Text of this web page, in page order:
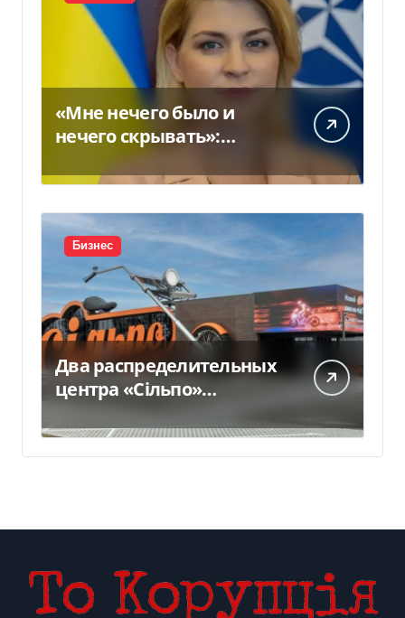
«Мне нечего было и
нечего скрывать»:
Стефанишина
прокомментировала
новое подозрение
Бизнес
Два распределительных
центра «Сільпо»
пострадали от
российской атаки —
Delo.ua